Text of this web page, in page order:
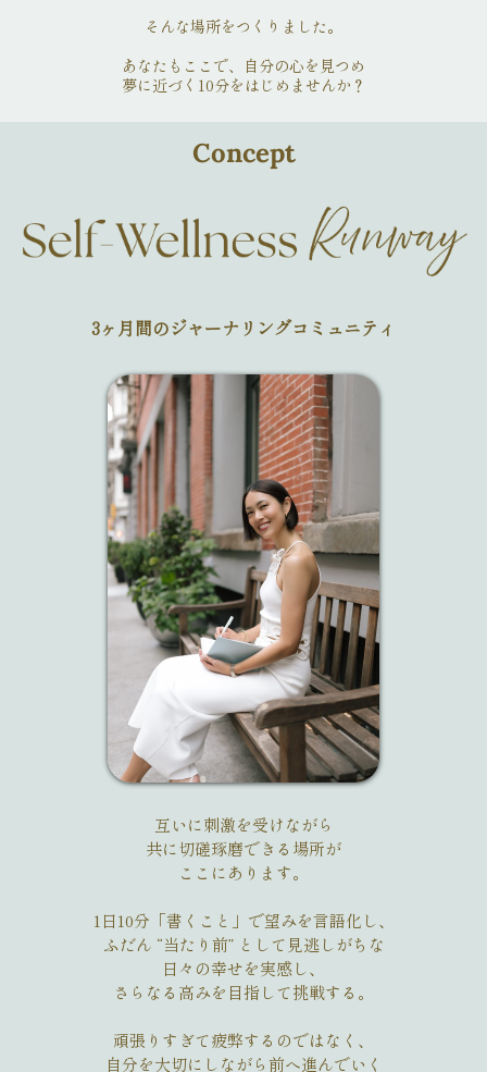
そんな場所をつくりました。
あなたもここで、自分の心を見つめ
夢に近づく10分をはじめませんか？
Concept
3ヶ月間のジャーナリングコミュニティ
互いに刺激を受けながら
共に切磋琢磨できる場所が
ここにあります。
1日10分「書くこと」で望みを言語化し、
ふだん “当たり前” として見逃しがちな
日々の幸せを実感し、
さらなる高みを目指して挑戦する。
頑張りすぎて疲弊するのではなく、
自分を大切にしながら前へ進んでいく